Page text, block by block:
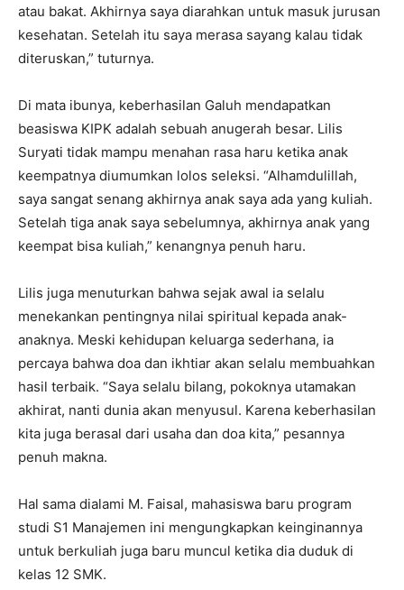
atau bakat. Akhirnya saya diarahkan untuk masuk jurusan
kesehatan. Setelah itu saya merasa sayang kalau tidak
diteruskan,” tuturnya.
Di mata ibunya, keberhasilan Galuh mendapatkan
beasiswa KIPK adalah sebuah anugerah besar. Lilis
Suryati tidak mampu menahan rasa haru ketika anak
keempatnya diumumkan lolos seleksi. “Alhamdulillah,
saya sangat senang akhirnya anak saya ada yang kuliah.
Setelah tiga anak saya sebelumnya, akhirnya anak yang
keempat bisa kuliah,” kenangnya penuh haru.
Lilis juga menuturkan bahwa sejak awal ia selalu
menekankan pentingnya nilai spiritual kepada anak-
anaknya. Meski kehidupan keluarga sederhana, ia
percaya bahwa doa dan ikhtiar akan selalu membuahkan
hasil terbaik. “Saya selalu bilang, pokoknya utamakan
akhirat, nanti dunia akan menyusul. Karena keberhasilan
kita juga berasal dari usaha dan doa kita,” pesannya
penuh makna.
Hal sama dialami M. Faisal, mahasiswa baru program
studi S1 Manajemen ini mengungkapkan keinginannya
untuk berkuliah juga baru muncul ketika dia duduk di
kelas 12 SMK.